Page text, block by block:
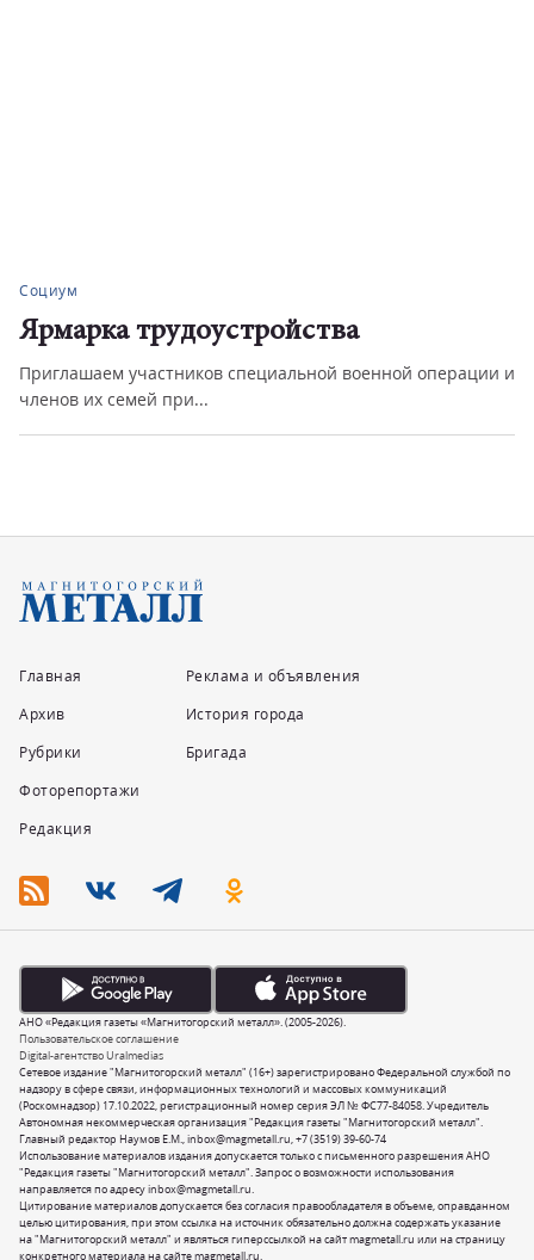
Социум
Ярмарка трудоустройства
Приглашаем участников специальной военной операции и
членов их семей при...
Главная
Архив
Рубрики
Фоторепортажи
Редакция
Реклама и объявления
История города
Бригада
Сетевое издание "Магнитогорский металл" (16+) зарегистрировано Федеральной службой по
надзору в сфере связи, информационных технологий и массовых коммуникаций
(Роскомнадзор) 17.10.2022, регистрационный номер серия ЭЛ № ФС77-84058. Учредитель
Автономная некоммерческая организация "Редакция газеты "Магнитогорский металл".
Главный редактор Наумов Е.М.,inbox@magmetall.ru,+7 (3519) 39-60-74
Использование материалов издания допускается только с письменного разрешения АНО
"Редакция газеты "Магнитогорский металл". Запрос о возможности использования
направляется по адресуinbox@magmetall.ru.
Цитирование материалов допускается без согласия правообладателя в объеме, оправданном
целью цитирования, при этом ссылка на источник обязательно должна содержать указание
на "Магнитогорский металл" и являться гиперссылкой на сайт magmetall.ru или на страницу
конкретного материала на сайте magmetall.ru.
Пользовательское соглашение
Digital-агентство Uralmedias
АНО «Редакция газеты «Магнитогорский металл». (2005-2026).